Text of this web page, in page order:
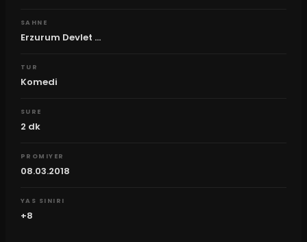
SAHNE
Erzurum Devlet ...
TUR
Komedi
SURE
2 dk
PROMIYER
08.03.2018
YAS SINIRI
+8